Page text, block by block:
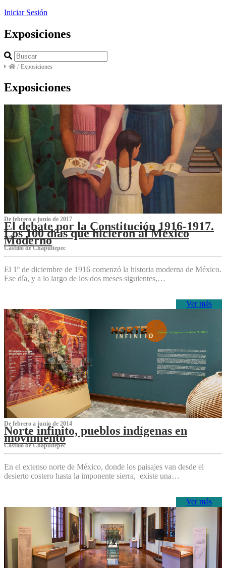
Iniciar Sesión
Exposiciones
/ Exposiciones
Exposiciones
De febrero a junio de 2017
El debate por la Constitución 1916-1917.
Los 100 días que hicieron al México
Moderno
Castillo de Chapultepec
El 1º de diciembre de 1916 comenzó la historia moderna de México.
Ese día, y a lo largo de los dos meses siguientes,…
Ver más
De febrero a junio de 2014
Norte infinito, pueblos indígenas en
movimiento
Castillo de Chapultepec
En el extenso norte de México, donde los paisajes van desde el
desierto costero hasta la imponente sierra, existe una…
Ver más